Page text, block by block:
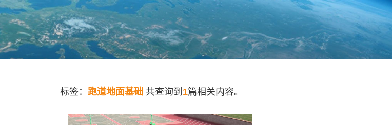
标签： 跑道地面基础 共查询到 1篇相关内容。